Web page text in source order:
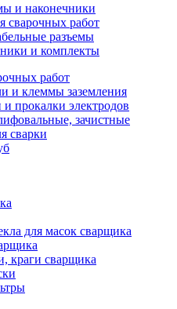
и наконечники
сварочных работ
разъемы
и комплекты
работ
и клеммы заземления
прокалки электродов
зачистные
сварки
для масок сварщика
краги сварщика